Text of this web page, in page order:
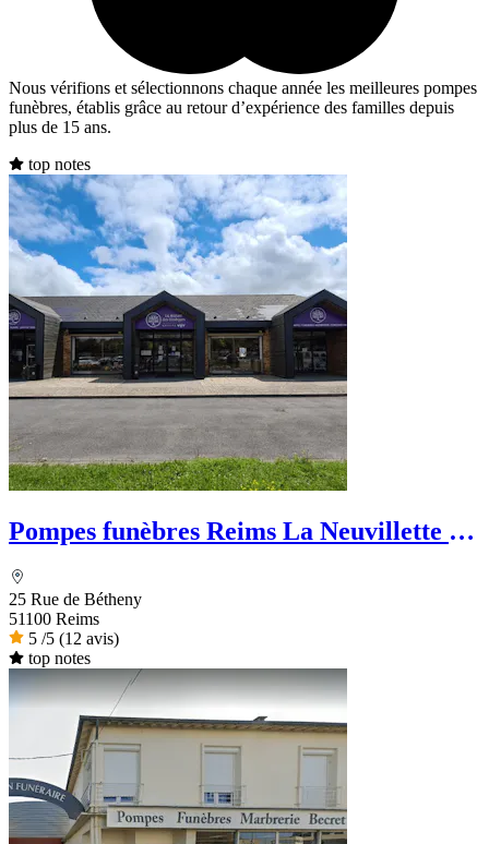
Nous vérifions et sélectionnons chaque année les meilleures pompes
funèbres, établis grâce au retour d’expérience des familles depuis
plus de 15 ans.
top notes
Pompes funèbres Reims La Neuvillette -
25 Rue de Bétheny
51100 Reims
5 /5 (12 avis)
top notes